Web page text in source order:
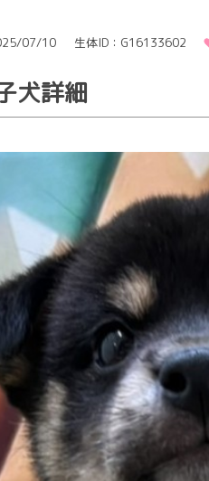
07/10 生体ID：G16133602
犬詳細